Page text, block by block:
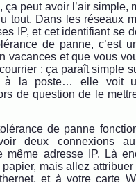
ça peut avoir l’air simple,
tout. Dans les réseaux
IP, et cet identifiant se
de panne, c’est
vacances et que vous
: ça paraît simple
à la poste… elle voit
de question de le
de panne
deux connexions
même adresse IP. Là
mais allez
et à votre carte